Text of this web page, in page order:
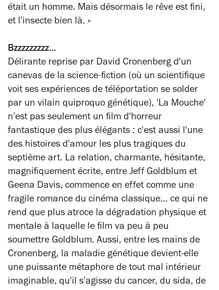
était un homme. Mais désormais le rêve est fini,
et l'insecte bien là. »
Bzzzzzzzzz...
Délirante reprise par David Cronenberg d'un
canevas de la science-fiction (où un scientifique
voit ses expériences de téléportation se solder
par un vilain quiproquo génétique), 'La Mouche'
n'est pas seulement un film d'horreur
fantastique des plus élégants : c'est aussi l'une
des histoires d'amour les plus tragiques du
septième art. La relation, charmante, hésitante,
magnifiquement écrite, entre Jeff Goldblum et
Geena Davis, commence en effet comme une
fragile romance du cinéma classique… ce qui ne
rend que plus atroce la dégradation physique et
mentale à laquelle le film va peu à peu
soumettre Goldblum. Aussi, entre les mains de
Cronenberg, la maladie génétique devient-elle
une puissante métaphore de tout mal intérieur
imaginable, qu'il s'agisse du cancer, du sida, de